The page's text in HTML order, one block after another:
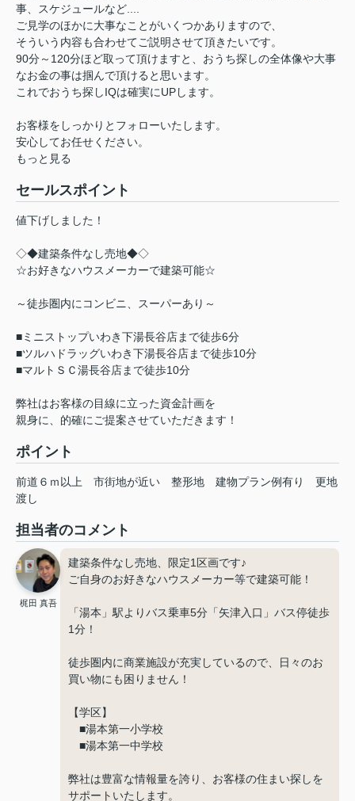
事、スケジュールなど....
ご見学のほかに大事なことがいくつかありますので、
そういう内容も合わせてご説明させて頂きたいです。
90分～120分ほど取って頂けますと、おうち探しの全体像や大事
なお金の事は掴んで頂けると思います。
これでおうち探しIQは確実にUPします。
お客様をしっかりとフォローいたします。
安心してお任せください。
もっと見る
セールスポイント
値下げしました！
◇◆建築条件なし売地◆◇
☆お好きなハウスメーカーで建築可能☆
～徒歩圏内にコンビニ、スーパーあり～
■ミニストップいわき下湯長谷店まで徒歩6分
■ツルハドラッグいわき下湯長谷店まで徒歩10分
■マルトＳＣ湯長谷店まで徒歩10分
弊社はお客様の目線に立った資金計画を
親身に、的確にご提案させていただきます！
ポイント
前道６ｍ以上 市街地が近い 整形地 建物プラン例有り
更地
渡し
担当者のコメント
梶田 真吾
建築条件なし売地、限定1区画です♪
ご自身のお好きなハウスメーカー等で建築可能！
「湯本」駅よりバス乗車5分「矢津入口」バス停徒歩
1分！
徒歩圏内に商業施設が充実しているので、日々のお
買い物にも困りません！
【学区】
■湯本第一小学校
■湯本第一中学校
弊社は豊富な情報量を誇り、お客様の住まい探しを
サポートいたします。